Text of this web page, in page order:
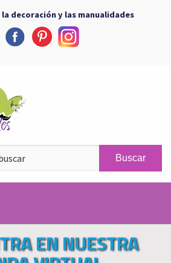
decoración y las manualidades
Buscar
EN NUESTRA